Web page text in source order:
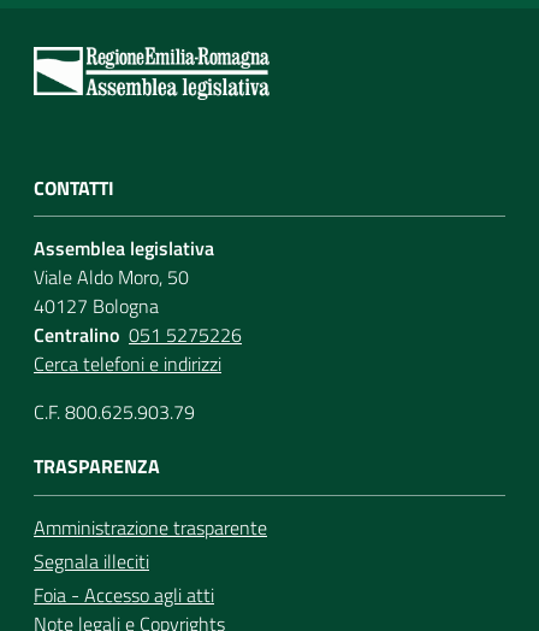
CONTATTI
Assemblea legislativa
Viale Aldo Moro, 50
40127 Bologna
Centralino 051 5275226
Cerca telefoni e indirizzi
C.F. 800.625.903.79
TRASPARENZA
Amministrazione trasparente
Segnala illeciti
Foia - Accesso agli atti
Note legalie Copyrights